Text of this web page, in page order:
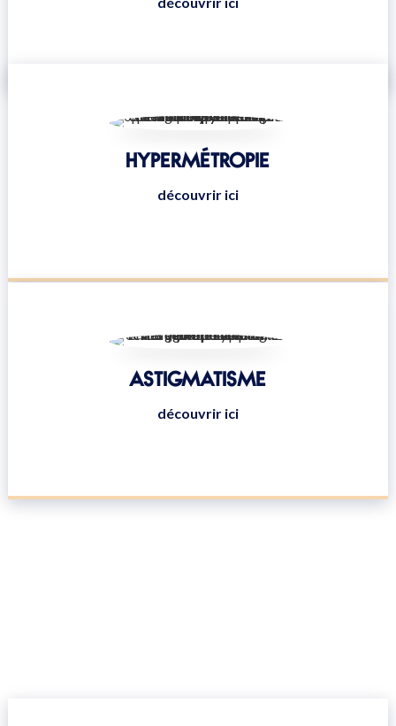
HYPERMÉTROPIE
découvrir ici
ASTIGMATISME
découvrir ici